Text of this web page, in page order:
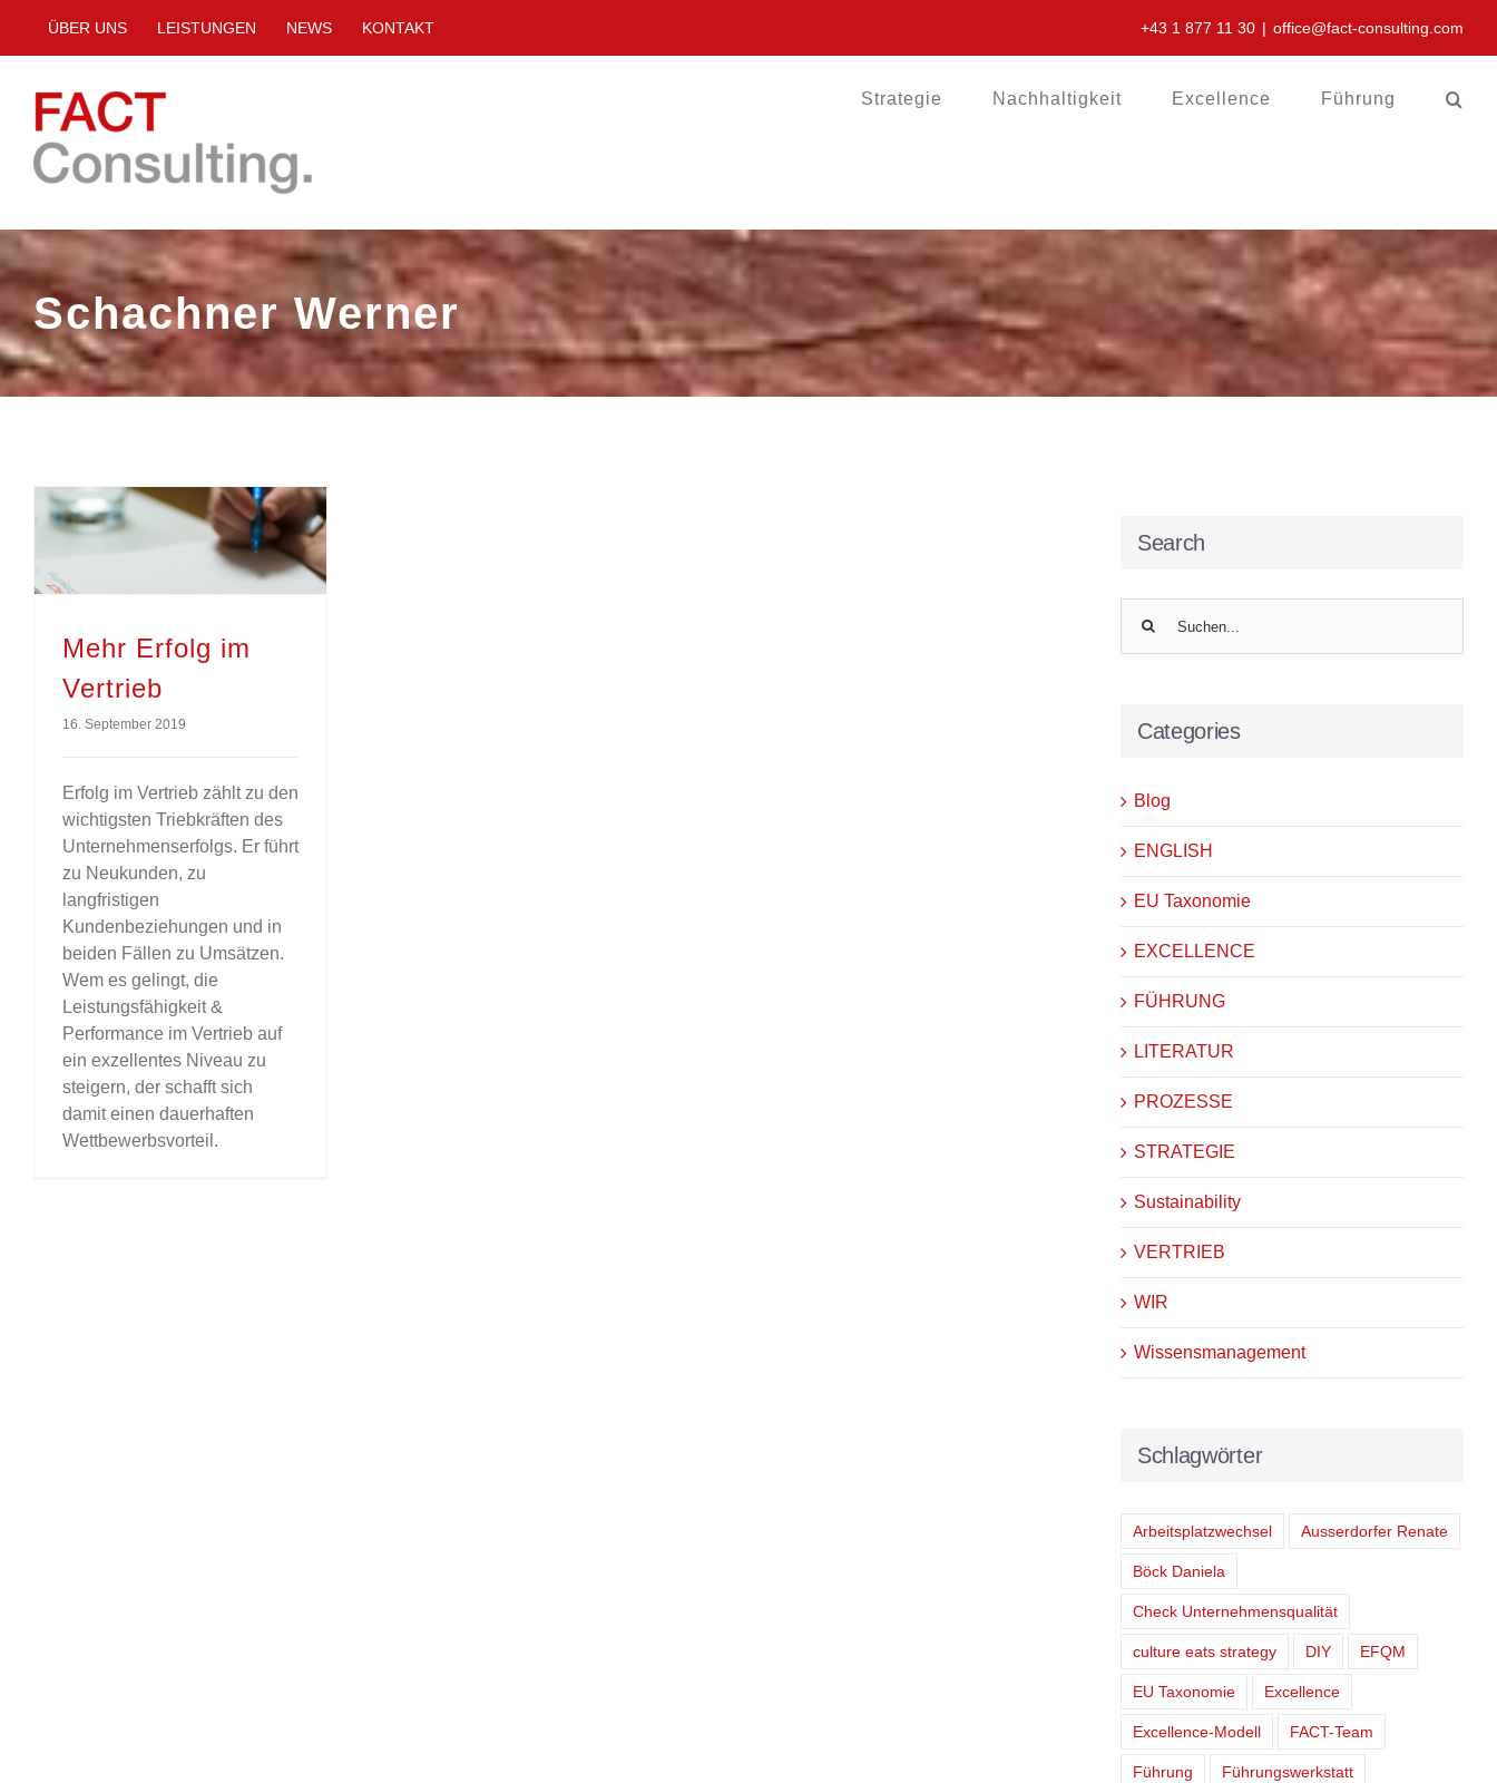
ÜBER UNS LEISTUNGEN NEWS KONTAKT +43 1 877 11 30 | office@fact-consulting.com
Strategie Nachhaltigkeit Excellence Führung
Schachner Werner
Mehr Erfolg im
Vertrieb
16. September 2019
Erfolg im Vertrieb zählt zu den
wichtigsten Triebkräften des
Unternehmenserfolgs. Er führt
zu Neukunden, zu
langfristigen
Kundenbeziehungen und in
beiden Fällen zu Umsätzen.
Wem es gelingt, die
Leistungsfähigkeit &
Performance im Vertrieb auf
ein exzellentes Niveau zu
steigern, der schafft sich
damit einen dauerhaften
Wettbewerbsvorteil.
Search
nach:
Categories
Blog
ENGLISH
EU Taxonomie
EXCELLENCE
FÜHRUNG
LITERATUR
PROZESSE
STRATEGIE
Sustainability
VERTRIEB
WIR
Wissensmanagement
Schlagwörter
Arbeitsplatzwechsel Ausserdorfer Renate
Böck Daniela
Check Unternehmensqualität
culture eats strategy DIY EFQM
EU Taxonomie Excellence
Excellence-Modell FACT-Team
Führung Führungswerkstatt